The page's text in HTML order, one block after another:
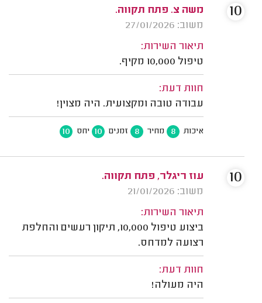
משה צ. פתח תקווה.
משוב: 27/01/2026
תיאור השירות:
טיפול 10,000 מקיף.
חוות דעת:
עבודה טובה ומקצועית. היה מצוין!
איכות 8 מחיר 8 זמנים 10 יחס 10
10
משוב: 21/01/2026
תיאור השירות:
ביצוע טיפול 10,000, תיקון רעשים והחלפת
רצועה למדחס.
חוות דעת:
היה מעולה!
10